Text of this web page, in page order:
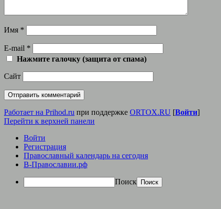
Имя *
E-mail *
Нажмите галочку (защита от спама)
Сайт
Работает на Prihod.ru при поддержке ORTOX.RU [Войти]
Перейти к верхней панели
Войти
Регистрация
Православный календарь на сегодня
В-Православии.рф
Поиск